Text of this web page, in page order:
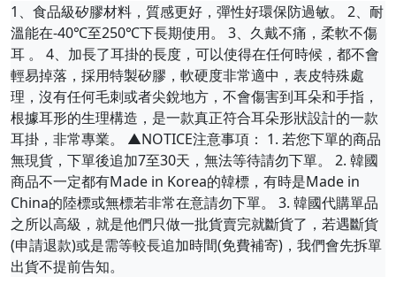
1、食品級矽膠材料，質感更好，彈性好環保防過敏。 2、耐
溫能在-40℃至250℃下長期使用。 3、久戴不痛，柔軟不傷
耳 。 4、加長了耳掛的長度，可以使得在任何時候，都不會
輕易掉落，採用特製矽膠，軟硬度非常適中，表皮特殊處
理，沒有任何毛刺或者尖銳地方，不會傷害到耳朵和手指，
根據耳形的生理構造，是一款真正符合耳朵形狀設計的一款
耳掛，非常專業。 ▲NOTICE注意事項： 1. 若您下單的商品
無現貨，下單後追加7至30天，無法等待請勿下單。 2. 韓國
商品不一定都有Made in Korea的韓標，有時是Made in
China的陸標或無標若非常在意請勿下單。 3. 韓國代購單品
之所以高級，就是他們只做一批貨賣完就斷貨了，若遇斷貨
(申請退款)或是需等較長追加時間(免費補寄)，我們會先拆單
出貨不提前告知。